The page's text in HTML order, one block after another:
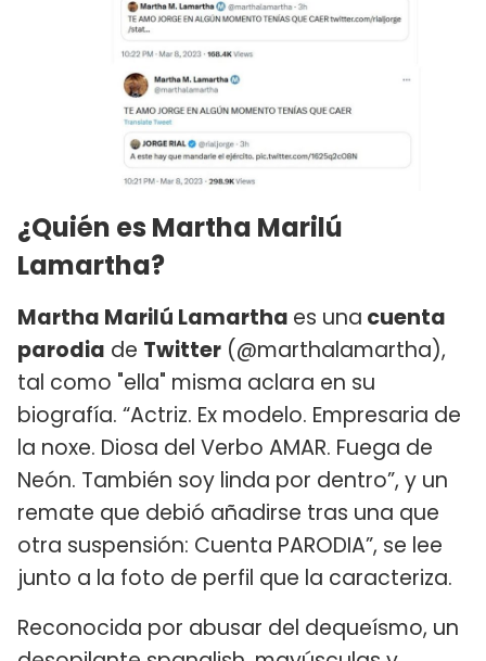
¿Quién es Martha Marilú
Lamartha?
Martha Marilú Lamartha es una cuenta
parodia de Twitter (@marthalamartha),
tal como "ella" misma aclara en su
biografía. “Actriz. Ex modelo. Empresaria de
la noxe. Diosa del Verbo AMAR. Fuega de
Neón. También soy linda por dentro”, y un
remate que debió añadirse tras una que
otra suspensión: Cuenta PARODIA”, se lee
junto a la foto de perfil que la caracteriza.
Reconocida por abusar del dequeísmo, un